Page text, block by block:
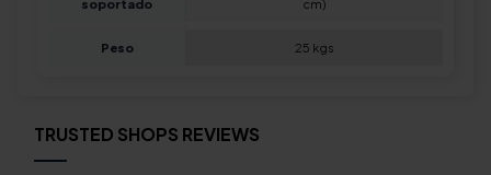
soportado
cm)
Peso 25 kgs
TRUSTED SHOPS REVIEWS